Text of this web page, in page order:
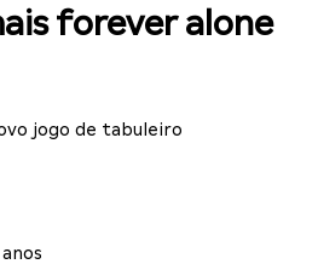
forever alone
jogo de tabuleiro